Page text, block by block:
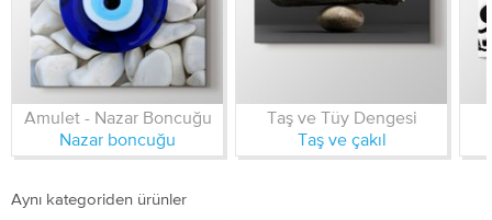
Amulet - Nazar Boncuğu
Nazar boncuğu
Taş ve Tüy Dengesi
Taş ve çakıl
Aynı kategoriden ürünler